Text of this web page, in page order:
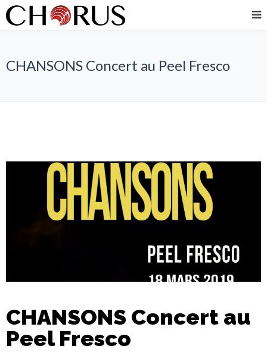
CHANSONS Concert au Peel Fresco
CHANSONS Concert au
Peel Fresco